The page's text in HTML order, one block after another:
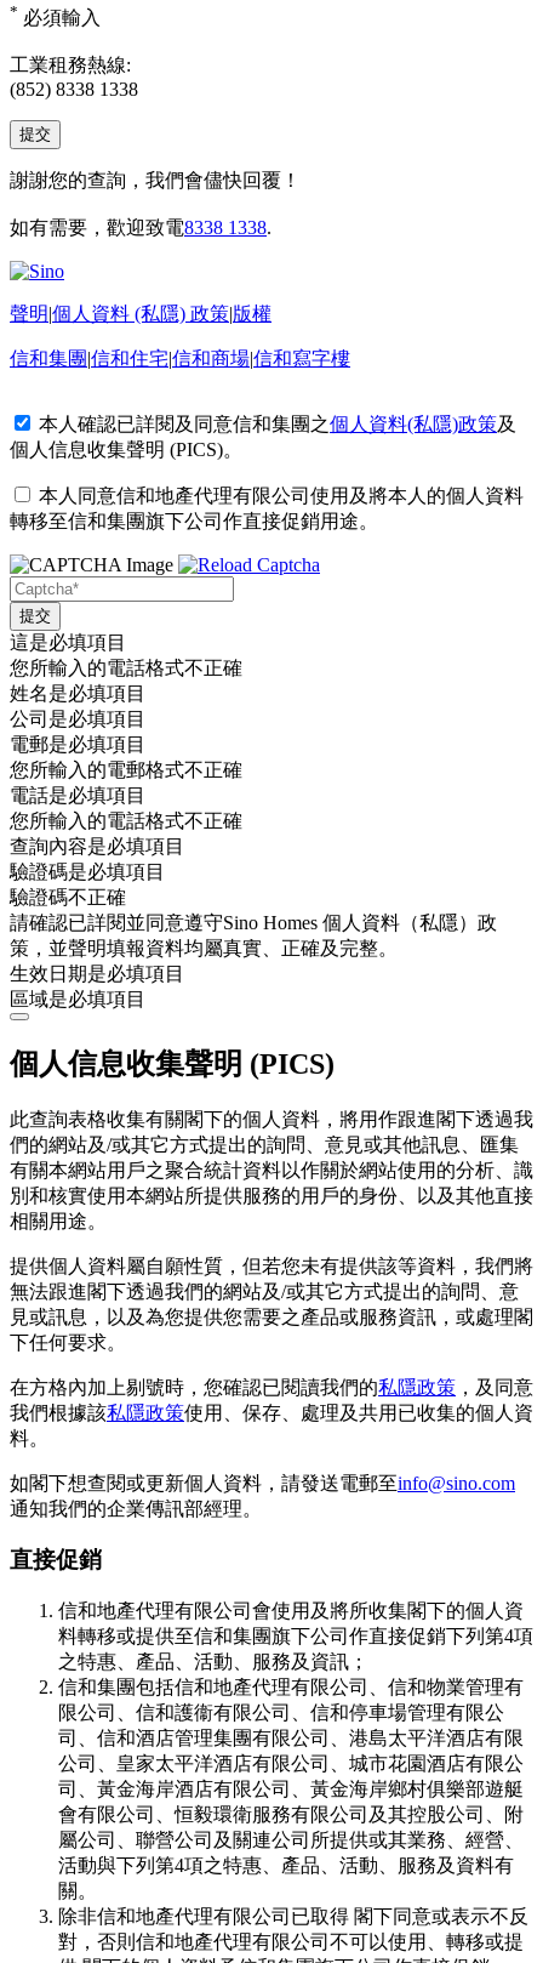
* 必須輸入
工業租務熱線:
(852) 8338 1338
謝謝您的查詢，我們會儘快回覆！
如有需要，歡迎致電8338 1338.
聲明|個人資料 (私隱) 政策|版權
信和集團|信和住宅|信和商場|信和寫字樓
本人確認已詳閱及同意信和集團之個人資料(私隱)政策及
個人信息收集聲明 (PICS)。
本人同意信和地產代理有限公司使用及將本人的個人資料
轉移至信和集團旗下公司作直接促銷用途。
這是必填項目
您所輸入的電話格式不正確
姓名是必填項目
公司是必填項目
電郵是必填項目
您所輸入的電郵格式不正確
電話是必填項目
您所輸入的電話格式不正確
查詢內容是必填項目
驗證碼是必填項目
驗證碼不正確
請確認已詳閱並同意遵守Sino Homes 個人資料（私隱）政
策，並聲明填報資料均屬真實、正確及完整。
生效日期是必填項目
區域是必填項目
個人信息收集聲明 (PICS)
此查詢表格收集有關閣下的個人資料，將用作跟進閣下透過我
們的網站及/或其它方式提出的詢問、意見或其他訊息、匯集
有關本網站用戶之聚合統計資料以作關於網站使用的分析、識
別和核實使用本網站所提供服務的用戶的身份、以及其他直接
相關用途。
提供個人資料屬自願性質，但若您未有提供該等資料，我們將
無法跟進閣下透過我們的網站及/或其它方式提出的詢問、意
見或訊息，以及為您提供您需要之產品或服務資訊，或處理閣
下任何要求。
在方格內加上剔號時，您確認已閱讀我們的私隱政策 ，及同意
我們根據該私隱政策使用、保存、處理及共用已收集的個人資
料。
如閣下想查閱或更新個人資料，請發送電郵至info@sino.com
通知我們的企業傳訊部經理。
直接促銷
信和地產代理有限公司會使用及將所收集閣下的個人資
料轉移或提供至信和集團旗下公司作直接促銷下列第4項
之特惠、產品、活動、服務及資訊；
信和集團包括信和地產代理有限公司、信和物業管理有
限公司、信和護衞有限公司、信和停車場管理有限公
司、信和酒店管理集團有限公司、港島太平洋酒店有限
公司、皇家太平洋酒店有限公司、城市花園酒店有限公
司、黃金海岸酒店有限公司、黃金海岸鄉村俱樂部遊艇
會有限公司、恒毅環衛服務有限公司及其控股公司、附
屬公司、聯營公司及關連公司所提供或其業務、經營、
活動與下列第4項之特惠、產品、活動、服務及資料有
關。
除非信和地產代理有限公司已取得 閣下同意或表示不反
對，否則信和地產代理有限公司不可以使用、轉移或提